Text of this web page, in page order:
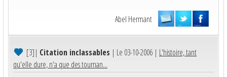
Abel Hermant
[3]| Citation inclassables | Le 03-10-2006 | L'histoire, tant
qu'elle dure, n'a que des tournan...